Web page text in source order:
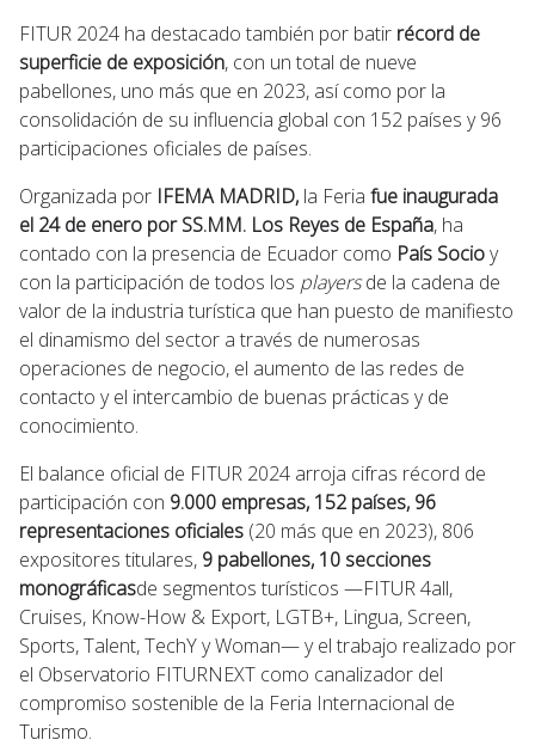
FITUR 2024 ha destacado también por batir récord de
superficie de exposición, con un total de nueve
pabellones, uno más que en 2023, así como por la
consolidación de su influencia global con 152 países y 96
participaciones oficiales de países.
Organizada por IFEMA MADRID, la Feria fue inaugurada
el 24 de enero por SS.MM. Los Reyes de España, ha
contado con la presencia de Ecuador como País Socioy
con la participación de todos los playersde la cadena de
valor de la industria turística que han puesto de manifiesto
el dinamismo del sector a través de numerosas
operaciones de negocio, el aumento de las redes de
contacto y el intercambio de buenas prácticas y de
conocimiento.
El balance oficial de FITUR 2024 arroja cifras récord de
participación con 9.000 empresas, 152 países, 96
representaciones oficiales (20 más que en 2023), 806
expositores titulares, 9 pabellones, 10 secciones
monográficasde segmentos turísticos —FITUR 4all,
Cruises, Know-How & Export, LGTB+, Lingua, Screen,
Sports, Talent, TechY y Woman— y el trabajo realizado por
el Observatorio FITURNEXT como canalizador del
compromiso sostenible de la Feria Internacional de
Turismo.